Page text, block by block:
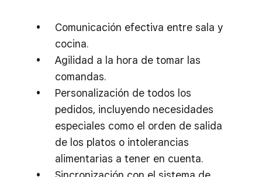
Comunicación efectiva entre sala y
cocina.
Agilidad a la hora de tomar las
comandas.
Personalización de todos los
pedidos, incluyendo necesidades
especiales como el orden de salida
de los platos o intolerancias
alimentarias a tener en cuenta.